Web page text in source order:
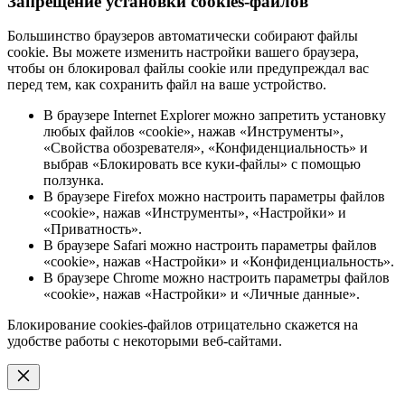
Большинство браузеров автоматически собирают файлы
cookie. Вы можете изменить настройки вашего браузера,
чтобы он блокировал файлы cookie или предупреждал вас
перед тем, как сохранить файл на ваше устройство.
В браузере Internet Explorer можно запретить установку
любых файлов «cookie», нажав «Инструменты»,
«Свойства обозревателя», «Конфиденциальность» и
выбрав «Блокировать все куки-файлы» с помощью
ползунка.
В браузере Firefox можно настроить параметры файлов
«cookie», нажав «Инструменты», «Настройки» и
«Приватность».
В браузере Safari можно настроить параметры файлов
«cookie», нажав «Настройки» и «Конфиденциальность».
В браузере Chrome можно настроить параметры файлов
«cookie», нажав «Настройки» и «Личные данные».
Блокирование cookies-файлов отрицательно скажется на
удобстве работы с некоторыми веб-сайтами.